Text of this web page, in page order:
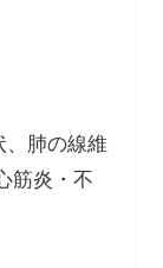
肺の線維
筋炎・不